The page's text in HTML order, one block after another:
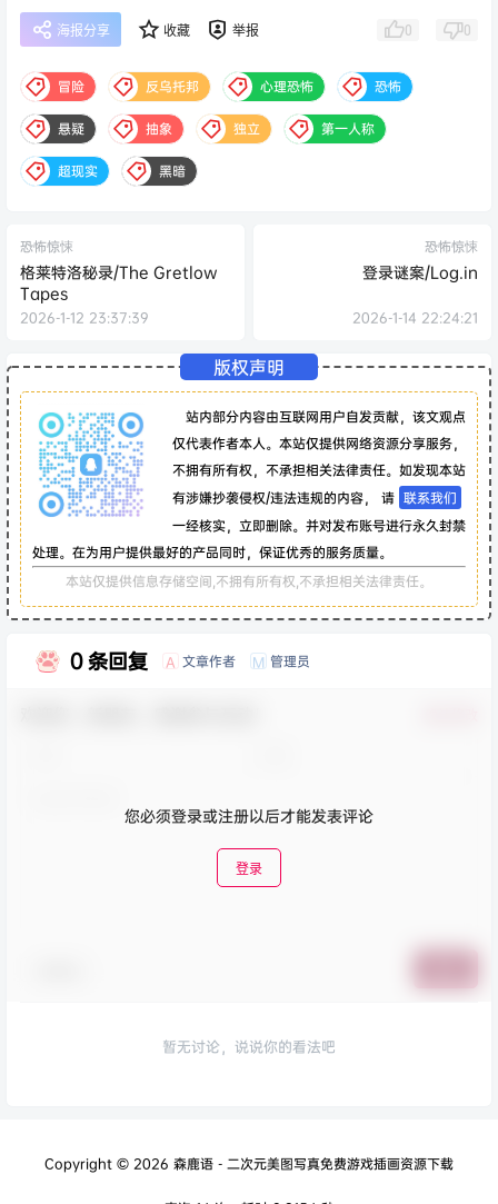
海报分享 收藏 举报 0 0
冒险 反乌托邦 心理恐怖 恐怖
悬疑 抽象 独立 第一人称
超现实 黑暗
恐怖惊悚
格莱特洛秘录/The Gretlow
Tapes
2026-1-12 23:37:39
恐怖惊悚
登录谜案/Log.in
2026-1-14 22:24:21
版权声明
站内部分内容由互联网用户自发贡献，该文观点
仅代表作者本人。本站仅提供网络资源分享服务，
不拥有所有权，不承担相关法律责任。如发现本站
有涉嫌抄袭侵权/违法违规的内容， 请 联系我们
一经核实，立即删除。并对发布账号进行永久封禁
处理。在为用户提供最好的产品同时，保证优秀的服务质量。
本站仅提供信息存储空间,不拥有所有权,不承担相关法律责任。
0 条回复 A 文章作者 M 管理员
您必须登录或注册以后才能发表评论
登录
暂无讨论，说说你的看法吧
Copyright © 2026 森鹿语 - 二次元美图写真免费游戏插画资源下载